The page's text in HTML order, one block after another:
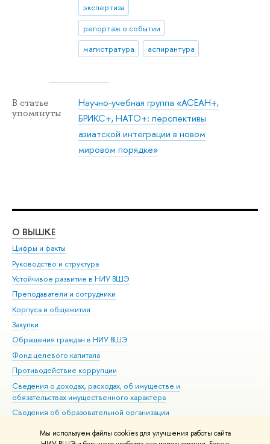
Мы используем файлы cookies для улучшения работы сайта
экспертиза
репортаж о событии
магистратура
аспирантура
В статье
упомянуты
Научно-учебная группа «АСЕАН+,
БРИКС+, НАТО+: перспективы
азиатской интеграции в новом
мировом порядке»
О ВЫШКЕ
Цифры и факты
Руководство и структура
Устойчивое развитие в НИУ ВШЭ
Преподаватели и сотрудники
Корпуса и общежития
Закупки
Обращения граждан в НИУ ВШЭ
Фонд целевого капитала
Противодействие коррупции
Сведения о доходах, расходах, об имуществе и
обязательствах имущественного характера
Сведения об образовательной организации
Людям с ограниченными возможностями здоровья